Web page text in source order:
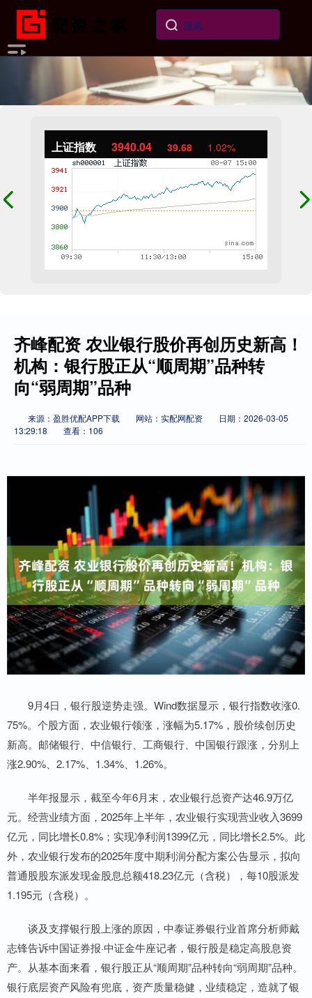
上证指数 3940.04 39.68 1.02%
齐峰配资 农业银行股价再创历史新高！
机构：银行股正从“顺周期”品种转
向“弱周期”品种
来源：盈胜优配APP下载 网站：实配网配资
日期：2026-03-05
13:29:18
查看：106
9月4日，银行股逆势走强。Wind数据显示，银行指数收涨0.
75%。个股方面，农业银行领涨，涨幅为5.17%，股价续创历史
新高。邮储银行、中信银行、工商银行、中国银行跟涨，分别上
涨2.90%、2.17%、1.34%、1.26%。
半年报显示，截至今年6月末，农业银行总资产达46.9万亿
元。经营业绩方面，2025年上半年，农业银行实现营业收入3699
亿元，同比增长0.8%；实现净利润1399亿元，同比增长2.5%。此
外，农业银行发布的2025年度中期利润分配方案公告显示，拟向
普通股股东派发现金股息总额418.23亿元（含税），每10股派发
1.195元（含税）。
谈及支撑银行股上涨的原因，中泰证券银行业首席分析师戴
志锋告诉中国证券报·中证金牛座记者，银行股是稳定高股息资
产。从基本面来看，银行股正从“顺周期”品种转向“弱周期”品种。
银行底层资产风险有兜底，资产质量稳健，业绩稳定，造就了银